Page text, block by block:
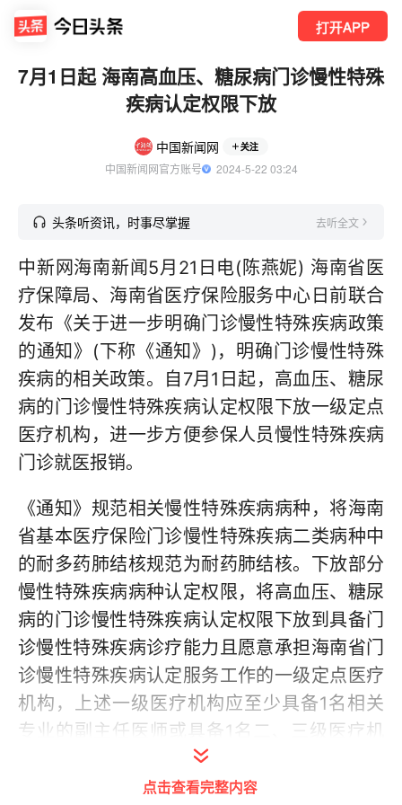
打开APP
7月1日起 海南高血压、糖尿病门诊慢性特殊
疾病认定权限下放
中国新闻网 关注
中国新闻网官方账号
  2024-5-22 03:24
头条听资讯，时事尽掌握 去听全文
中新网海南新闻5月21日电(陈燕妮) 海南省医
疗保障局、海南省医疗保险服务中心日前联合
发布《关于进一步明确门诊慢性特殊疾病政策
的通知》(下称《通知》)，明确门诊慢性特殊
疾病的相关政策。自7月1日起，高血压、糖尿
病的门诊慢性特殊疾病认定权限下放一级定点
医疗机构，进一步方便参保人员慢性特殊疾病
门诊就医报销。
《通知》规范相关慢性特殊疾病病种，将海南
省基本医疗保险门诊慢性特殊疾病二类病种中
的耐多药肺结核规范为耐药肺结核。下放部分
慢性特殊疾病病种认定权限，将高血压、糖尿
病的门诊慢性特殊疾病认定权限下放到具备门
诊慢性特殊疾病诊疗能力且愿意承担海南省门
诊慢性特殊疾病认定服务工作的一级定点医疗
机构，上述一级医疗机构应至少具备1名相关
专业的副主任医师或具备1名二、三级医疗机
构派驻的相关专业主治及以上医师。符合门诊
慢性特殊疾病认定条件的一级医疗机构向当地
点击查看完整内容